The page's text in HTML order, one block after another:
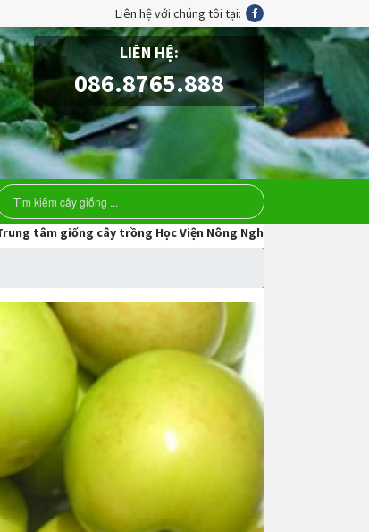
Liên hệ với chúng tôi tại:
LIÊN HỆ:
086.8765.888
cây trồng Học Viện Nông Nghiệp Việt Nam.Hãy liên hệ với